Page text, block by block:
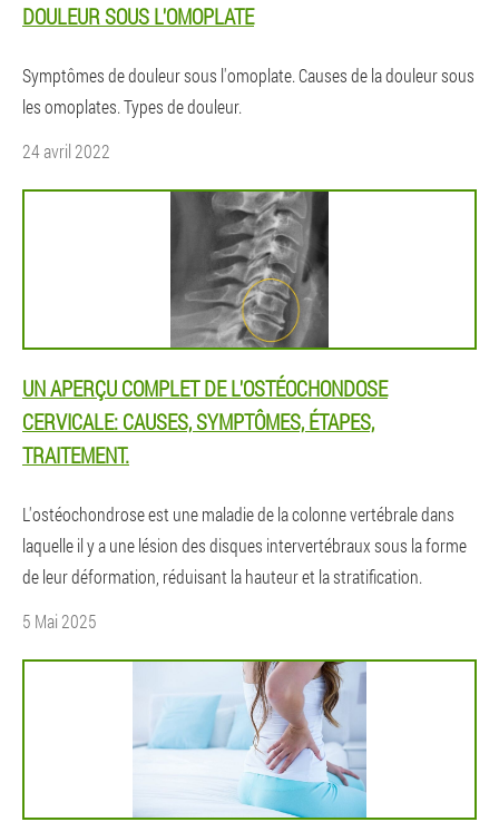
DOULEUR SOUS L'OMOPLATE
Symptômes de douleur sous l'omoplate. Causes de la douleur sous
les omoplates. Types de douleur.
24 avril 2022
UN APERÇU COMPLET DE L'OSTÉOCHONDOSE
CERVICALE: CAUSES, SYMPTÔMES, ÉTAPES,
TRAITEMENT.
L'ostéochondrose est une maladie de la colonne vertébrale dans
laquelle il y a une lésion des disques intervertébraux sous la forme
de leur déformation, réduisant la hauteur et la stratification.
5 Mai 2025